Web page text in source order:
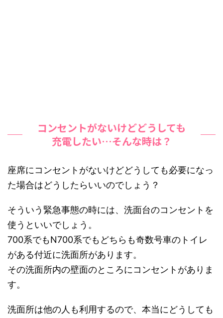
コンセントがないけどどうしても
充電したい…そんな時は？
座席にコンセントがないけどどうしても必要になっ
た場合はどうしたらいいのでしょう？
そういう緊急事態の時には、洗面台のコンセントを
使うといいでしょう。
700系でもN700系でもどちらも奇数号車のトイレ
がある付近に洗面所があります。
その洗面所内の壁面のところにコンセントがありま
す。
洗面所は他の人も利用するので、本当にどうしても